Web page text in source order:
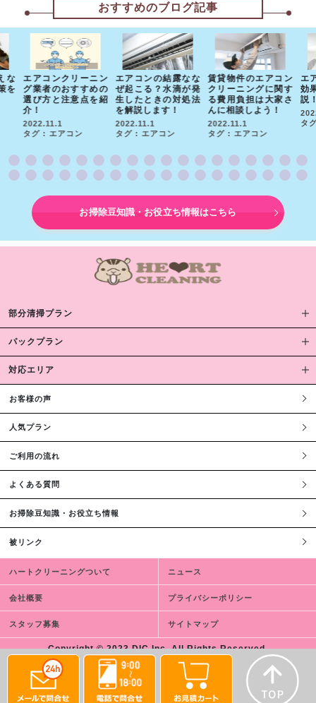
おすすめのブログ記事
な
を
エアコンクリーニン
グ業者のおすすめの
選び方と注意点を紹
介！
2022.11.1
タグ : エアコン
エアコンの結露なな
ぜ起こる？水滴が発
生したときの対処法
を解説します！
2022.11.1
タグ : エアコン
賃貸物件のエアコン
クリーニングに関す
る費用負担は大家さ
んに相談しよう！
2022.11.1
タグ : エアコン
エ
効
説
タ
お掃除豆知識・お役立ち情報はこちら
部分清掃プラン
パックプラン
対応エリア
お客様の声
人気プラン
ご利用の流れ
よくある質問
お掃除豆知識・お役立ち情報
被リンク
ハートクリーニングついて ニュース
会社概要 プライバシーポリシー
スタッフ募集 サイトマップ
Copyright © 2023 DIC,Inc. All Rights Reserved.